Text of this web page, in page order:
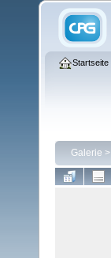
Startseite
Galerie >